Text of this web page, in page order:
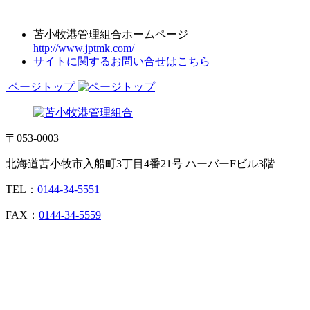
苫小牧港管理組合ホームページ
http://www.jptmk.com/
サイトに関するお問い合せはこちら
ページトップ
〒053-0003
北海道苫小牧市入船町3丁目4番21号 ハーバーFビル3階
TEL： 0144-34-5551
FAX： 0144-34-5559